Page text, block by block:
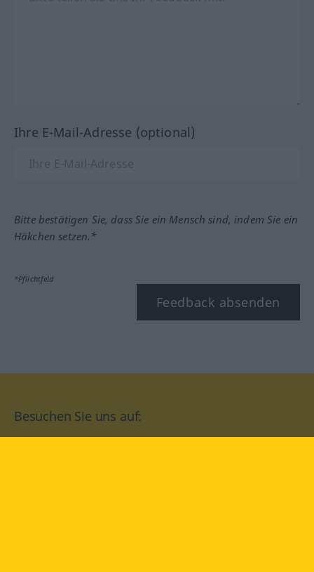
Ihre E-Mail-Adresse (optional)
Bitte bestätigen Sie, dass Sie ein Mensch sind, indem Sie ein
Häkchen setzen.*
*Pflichtfeld
Feedback absenden
Besuchen Sie uns auf: